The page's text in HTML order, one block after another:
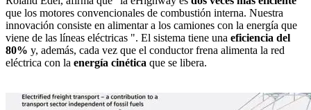
que los motores convencionales de combustión interna. Nuestra
innovación consiste en alimentar a los camiones con la energía que
viene de las líneas eléctricas ". El sistema tiene una eficiencia del
80% y, además, cada vez que el conductor frena alimenta la red
eléctrica con la energía cinética que se libera.